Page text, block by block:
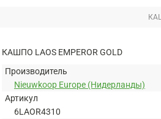
КАШПО LAOS EMPEROR GOLD
Производитель
Nieuwkoop Europe (Нидерланды)
Артикул
6LAOR4310